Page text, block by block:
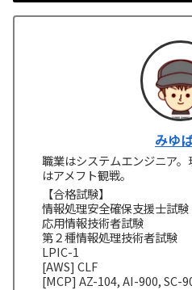
みゆ
職業はシステムエンジニア
はアメフト観戦。
【合格試験】
情報処理安全確保支援士試験
応用情報技術者試験
第２種情報処理技術者試験
LPIC-1
[AWS] CLF
[MCP] AZ-104, AI-900, SC-